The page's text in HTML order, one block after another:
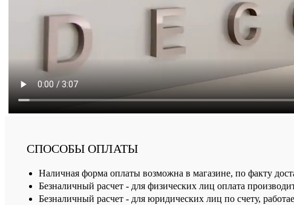
СПОСОБЫ ОПЛАТЫ
Наличная форма оплаты возможна в магазине, по факту
Безналичный расчет - для физических лиц оплата
Безналичный расчет - для юридических лиц по счету,